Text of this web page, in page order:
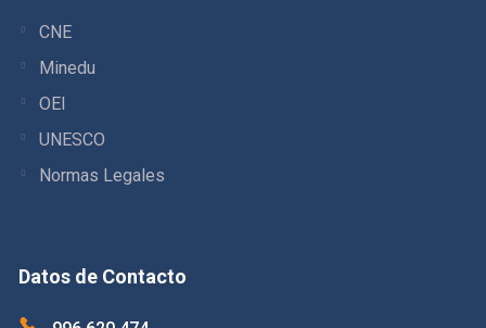
CNE
Minedu
OEI
UNESCO
Normas Legales
Datos de Contacto